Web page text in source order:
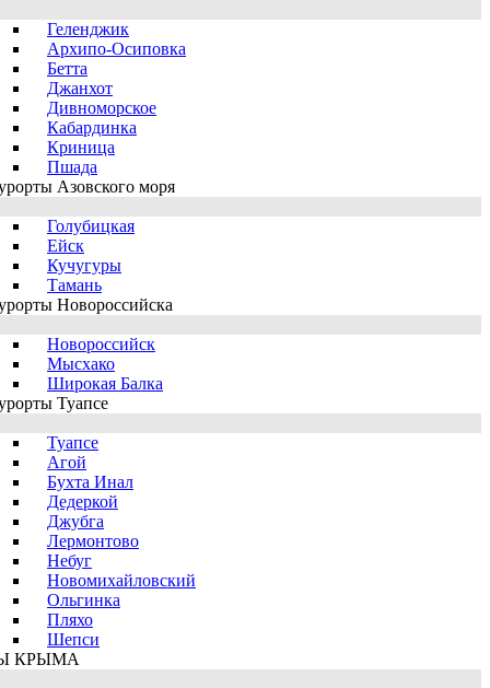
Геленджик
Архипо-Осиповка
Бетта
Джанхот
Дивноморское
Кабардинка
Криница
Пшада
Азовского моря
Голубицкая
Ейск
Кучугуры
Тамань
Новороссийска
Новороссийск
Мысхако
Широкая Балка
Туапсе
Туапсе
Агой
Бухта Инал
Дедеркой
Джубга
Лермонтово
Небуг
Новомихайловский
Ольгинка
Пляхо
Шепси
КРЫМА